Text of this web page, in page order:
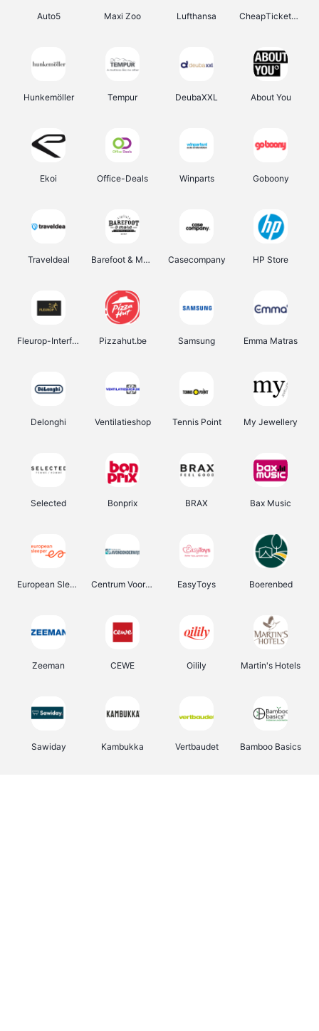
Auto5 Maxi Zoo Lufthansa CheapTickets.be
Hunkemöller Tempur DeubaXXL About You
Ekoi Office-Deals Winparts Goboony
Traveldeal Barefoot & More Casecompany HP Store
Fleurop-Interflora Pizzahut.be Samsung Emma Matras
Delonghi Ventilatieshop Tennis Point My Jewellery
Selected Bonprix BRAX Bax Music
European Sleeper Centrum Voor Avondonderwijs EasyToys Boerenbed
Zeeman CEWE Oilily Martin's Hotels
Sawiday Kambukka Vertbaudet Bamboo Basics